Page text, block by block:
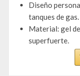
Diseño
tanques de gas.
Material: gel
superfuerte.